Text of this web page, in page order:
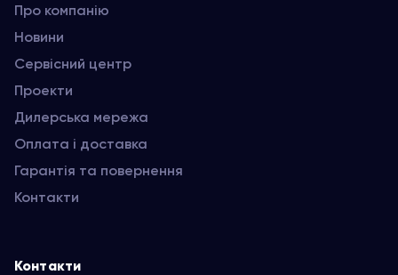
Про компанію
Новини
Сервісний центр
Проекти
Дилерська мережа
Оплата і доставка
Гарантія та повернення
Контакти
Контакти